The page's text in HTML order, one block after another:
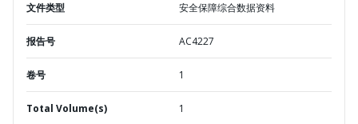
文件类型 安全保障综合数据资料
报告号 AC4227
卷号 1
Total Volume(s) 1